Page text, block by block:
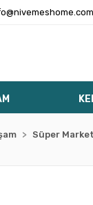
Süper Market